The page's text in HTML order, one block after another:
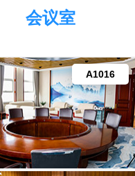
会议室
A1016